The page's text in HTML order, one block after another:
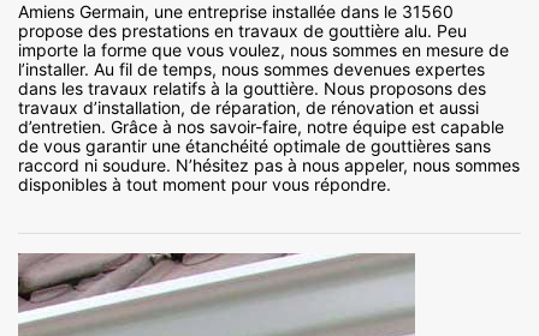
Amiens Germain, une entreprise installée dans le 31560
propose des prestations en travaux de gouttière alu. Peu
importe la forme que vous voulez, nous sommes en mesure de
l’installer. Au fil de temps, nous sommes devenues expertes
dans les travaux relatifs à la gouttière. Nous proposons des
travaux d’installation, de réparation, de rénovation et aussi
d’entretien. Grâce à nos savoir-faire, notre équipe est capable
de vous garantir une étanchéité optimale de gouttières sans
raccord ni soudure. N’hésitez pas à nous appeler, nous sommes
disponibles à tout moment pour vous répondre.